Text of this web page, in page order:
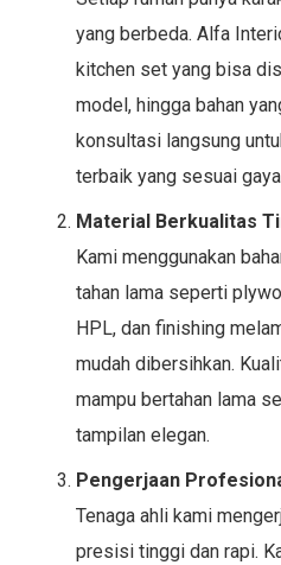
yang berbeda. Alfa
kitchen set yang bisa
model, hingga bahan
konsultasi langsung
terbaik yang sesuai
Material Berkualitas
Kami menggunakan
tahan lama seperti
HPL, dan finishing
mudah dibersihkan.
mampu bertahan lama
tampilan elegan.
Pengerjaan
Tenaga ahli kami
presisi tinggi dan rapi.